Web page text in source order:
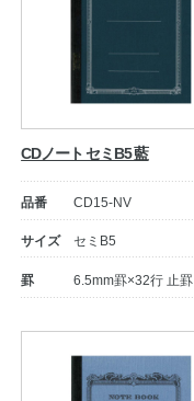
CDノート セミB5 藍
品番 CD15-NV
サイズ セミB5
罫 6.5mm罫×32行 止罫